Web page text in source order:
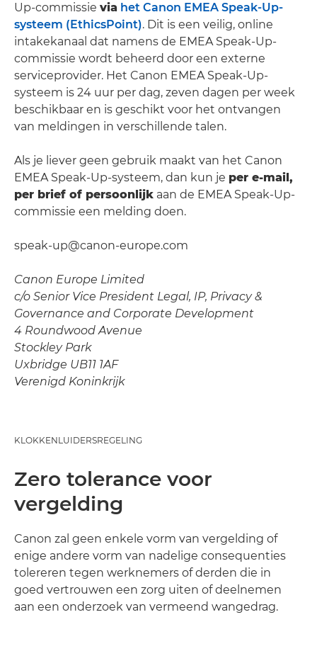
Up-commissie via het Canon EMEA Speak-Up-
systeem (EthicsPoint). Dit is een veilig, online
intakekanaal dat namens de EMEA Speak-Up-
commissie wordt beheerd door een externe
serviceprovider. Het Canon EMEA Speak-Up-
systeem is 24 uur per dag, zeven dagen per week
beschikbaar en is geschikt voor het ontvangen
van meldingen in verschillende talen.
Als je liever geen gebruik maakt van het Canon
EMEA Speak-Up-systeem, dan kun je per e-mail,
per brief of persoonlijk aan de EMEA Speak-Up-
commissie een melding doen.
speak-up@canon-europe.com
Canon Europe Limited
c/o Senior Vice President Legal, IP, Privacy &
Governance and Corporate Development
4 Roundwood Avenue
Stockley Park
Uxbridge UB11 1AF
Verenigd Koninkrijk
KLOKKENLUIDERSREGELING
Zero tolerance voor
vergelding
Canon zal geen enkele vorm van vergelding of
enige andere vorm van nadelige consequenties
tolereren tegen werknemers of derden die in
goed vertrouwen een zorg uiten of deelnemen
aan een onderzoek van vermeend wangedrag.